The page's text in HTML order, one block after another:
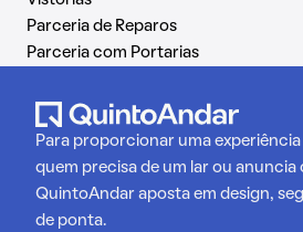
Parceria de Reparos
Parceria com Portarias
Para proporcionar uma
quem precisa de um lar ou anuncia
QuintoAndar aposta em design,
de ponta.